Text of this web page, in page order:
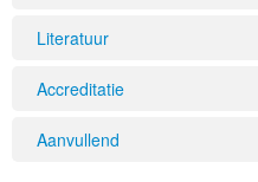
Literatuur
Accreditatie
Aanvullend